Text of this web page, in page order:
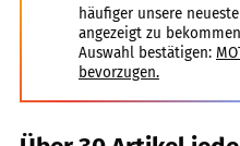
häufiger unsere
angezeigt zu
Auswahl bestätigen:
bevorzugen.